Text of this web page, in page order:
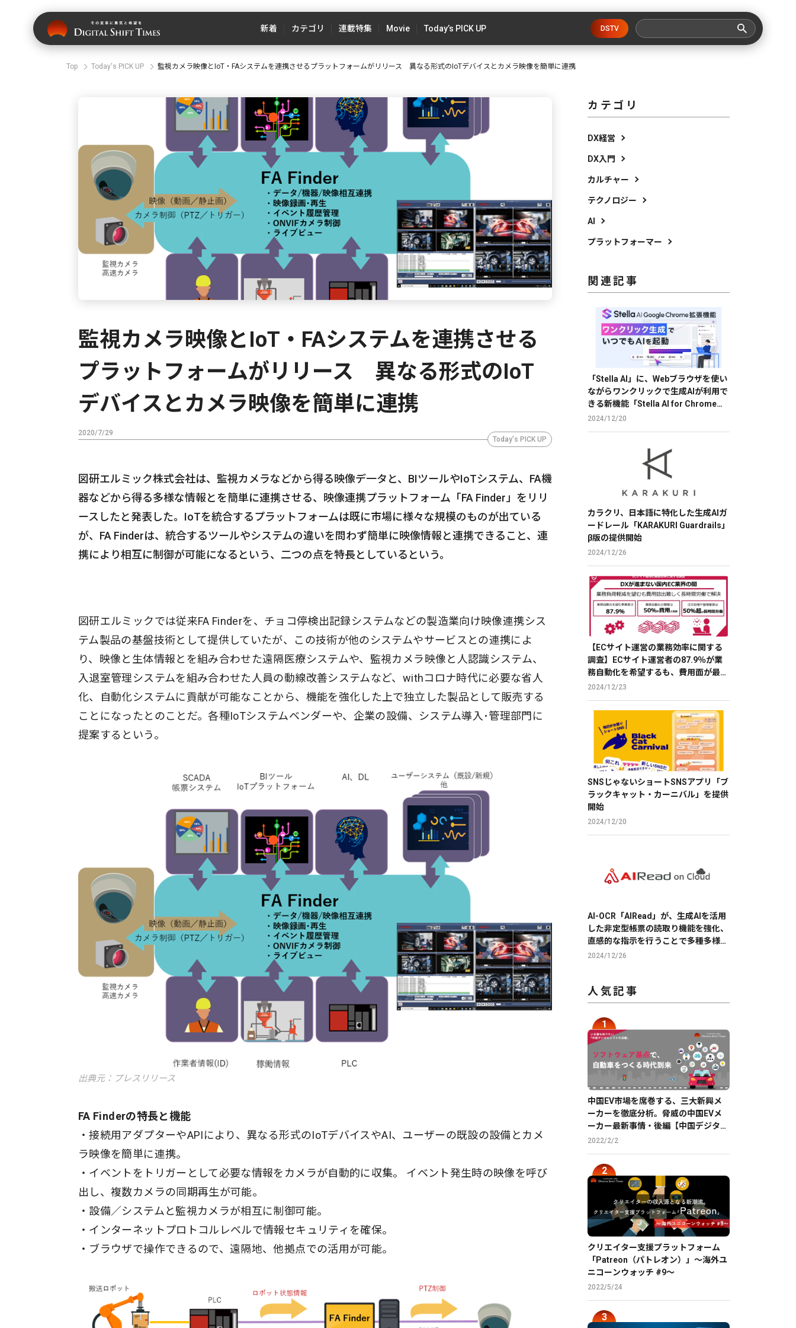
新着 カテゴリ 連載特集 Movie Today’s PICK UP DSTV
Top Today's PICK UP 監視カメラ映像とIoT・FAシステムを連携させるプラットフォームがリリース 異なる形式のIoTデバイスとカメラ映像を簡単に連携
監視カメラ映像とIoT・FAシステムを連携させる
プラットフォームがリリース 異なる形式のIoT
デバイスとカメラ映像を簡単に連携
2020/7/29
Today's PICK UP
図研エルミック株式会社は、監視カメラなどから得る映像デ一タと、BIツールやIoTシステム、FA機
器などから得る多様な情報とを簡単に連携させる、映像連携プラットフォーム「FA Finder」をリリ
ースしたと発表した。IoTを統合するプラットフォームは既に市場に様々な規模のものが出ている
が、FA Finderは、統合するツールやシステムの違いを問わず簡単に映像情報と連携できること、連
携により相互に制御が可能になるという、二つの点を特長としているという。
図研エルミックでは従来FA Finderを、チョコ停検出記録システムなどの製造業向け映像連携シス
テム製品の基盤技術として提供していたが、この技術が他のシステムやサービスとの連携によ
り、映像と生体情報とを組み合わせた遠隔医療システムや、監視カメラ映像と人認識システム、
入退室管理システムを組み合わせた人員の動線改善システムなど、withコロナ時代に必要な省人
化、自動化システムに貢献が可能なことから、機能を強化した上で独立した製品として販売する
ことになったとのことだ。各種IoTシステムベンダーや、企業の設備、システム導入･管理部門に
提案するという。
出典元：プレスリリース
FA Finderの特長と機能
・接続用アダプターやAPIにより、異なる形式のIoTデバイスやAI、ユーザーの既設の設備とカメ
ラ映像を簡単に連携。
・イベントをトリガーとして必要な情報をカメラが自動的に収集。 イベント発生時の映像を呼び
出し、複数カメラの同期再生が可能。
・設備／システムと監視カメラが相互に制御可能。
・インターネットプロトコルレベルで情報セキュリティを確保。
・ブラウザで操作できるので、遠隔地、他拠点での活用が可能。
カテゴリ
DX経営
DX入門
カルチャー
テクノロジー
AI
プラットフォーマー
関連記事
「Stella AI」に、Webブラウザを使い
ながらワンクリックで生成AIが利用で
きる新機能「Stella AI for Chrome」
のβ版を提供
2024/12/20
カラクリ、日本語に特化した生成AIガ
ードレール「KARAKURI Guardrails」
β版の提供開始
2024/12/26
【ECサイト運営の業務効率に関する
調査】ECサイト運営者の87.9％が業
務自動化を希望するも、費用面が最大
の障壁
2024/12/23
SNSじゃないショートSNSアプリ「ブ
ラックキャット・カーニバル」を提供
開始
2024/12/20
AI-OCR「AIRead」が、生成AIを活用
した非定型帳票の読取り機能を強化、
直感的な指示を行うことで多種多様な
帳票の読取りを実現
2024/12/26
人気記事
中国EV市場を席巻する、三大新興メ
ーカーを徹底分析。脅威の中国EVメ
ーカー最新事情・後編【中国デジタル
企業最前線】
2022/2/2
クリエイター支援プラットフォーム
「Patreon（パトレオン）」〜海外ユ
ニコーンウォッチ #9〜
2022/5/24